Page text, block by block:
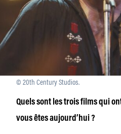
© 20th Century Studios.
Quels sont les trois films qui
vous êtes aujourd’hui ?